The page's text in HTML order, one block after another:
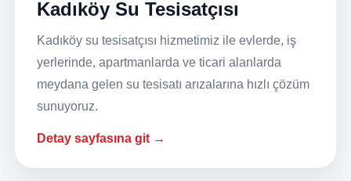
Kadıköy Su Tesisatçısı
Kadıköy su tesisatçısı hizmetimiz ile evlerde, iş
yerlerinde, apartmanlarda ve ticari alanlarda
meydana gelen su tesisatı arızalarına hızlı çözüm
sunuyoruz.
Detay sayfasına git →